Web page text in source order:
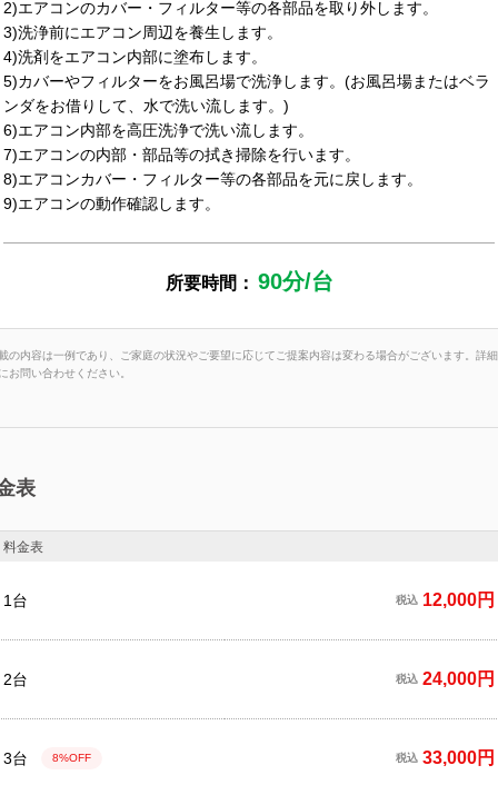
2)エアコンのカバー・フィルター等の各部品を取り外します。
3)洗浄前にエアコン周辺を養生します。
4)洗剤をエアコン内部に塗布します。
5)カバーやフィルターをお風呂場で洗浄します。(お風呂場またはベラ
ンダをお借りして、水で洗い流します。)
6)エアコン内部を高圧洗浄で洗い流します。
7)エアコンの内部・部品等の拭き掃除を行います。
8)エアコンカバー・フィルター等の各部品を元に戻します。
9)エアコンの動作確認します。
所要時間： 90分/台
の内容は一例であり、ご家庭の状況やご要望に応じてご提案内容は変わる場合がございます。詳
お問い合わせください。
表
料金表
1台 税込 12,000円
2台 税込 24,000円
3台 8%OFF 税込 33,000円